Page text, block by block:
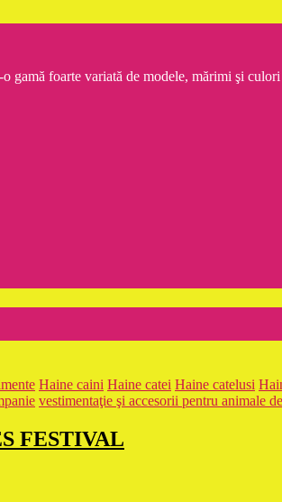
gamă foarte variată de modele, mărimi şi
Haine caini Haine catei Haine catelusi
vestimentaţie şi accesorii pentru animale
FESTIVAL